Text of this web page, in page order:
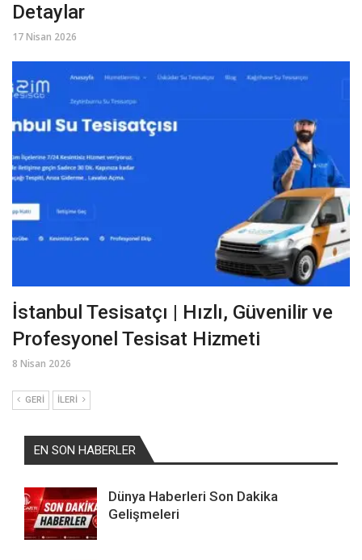
Detaylar
17 Nisan 2026
İstanbul Tesisatçı | Hızlı, Güvenilir ve
Profesyonel Tesisat Hizmeti
8 Nisan 2026
GERI İLERI
EN SON HABERLER
Dünya Haberleri Son Dakika
Gelişmeleri